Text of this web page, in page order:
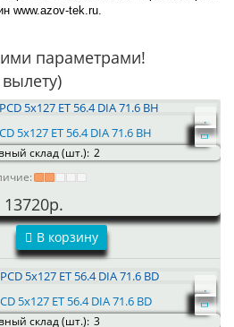
www.azov-tek.ru.
параметрами!
5x127 ET 56.4 DIA 71.6 BH
склад (шт.): 2
13720р.
В корзину
5x127 ET 56.4 DIA 71.6 BD
склад (шт.): 3